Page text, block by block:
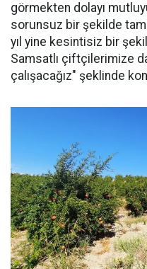
görmekten dolayı
sorunsuz bir şekilde
yıl yine kesintisiz bir
Samsatlı çiftçilerimize
çalışacağız" şeklinde